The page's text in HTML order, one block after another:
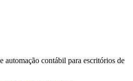
automação contábil para escritórios de